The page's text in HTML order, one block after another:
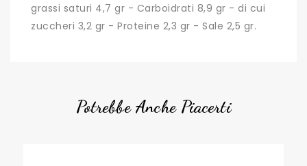
grassi saturi 4,7 gr - Carboidrati 8,9 gr - di cui
zuccheri 3,2 gr - Proteine 2,3 gr - Sale 2,5 gr.
Potrebbe Anche Piacerti